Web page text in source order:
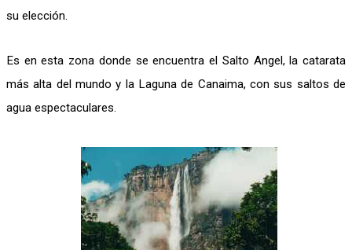
su elección.
Es en esta zona donde se encuentra el Salto Angel, la catarata
más alta del mundo y la Laguna de Canaima, con sus saltos de
agua espectaculares.